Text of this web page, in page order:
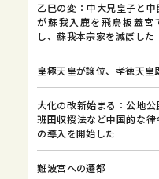
乙巳の変：中大兄皇子と中
が蘇我入鹿を飛鳥板蓋宮
し、蘇我本宗家を滅ぼした
皇極天皇が譲位、孝徳天皇
大化の改新始まる：公地公
班田収授法など中国的な律
の導入を開始した
難波宮への遷都